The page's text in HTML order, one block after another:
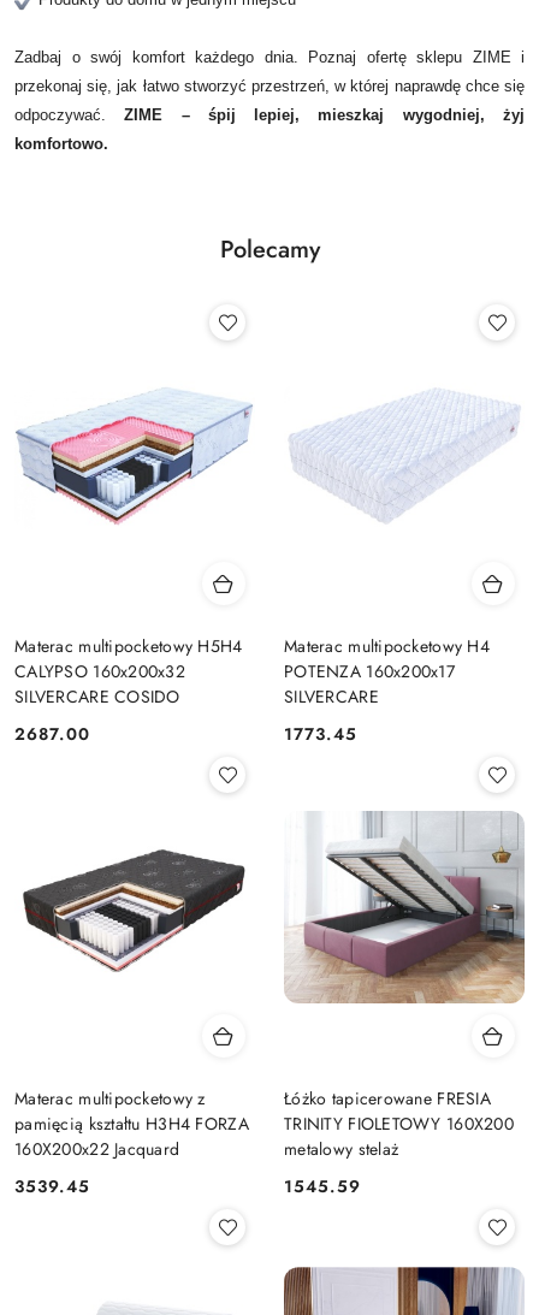
Zadbaj o swój komfort każdego dnia. Poznaj ofertę sklepu ZIME i
przekonaj się, jak łatwo stworzyć przestrzeń, w której naprawdę chce się
odpoczywać.ZIME – śpij lepiej, mieszkaj wygodniej, żyj
komfortowo.
Polecamy
Materac multipocketowy H5H4
CALYPSO 160x200x32
SILVERCARE COSIDO
Cena:
2687.00
Materac multipocketowy H4
POTENZA 160x200x17
SILVERCARE
Cena:
1773.45
Materac multipocketowy z
pamięcią kształtu H3H4 FORZA
160X200x22 Jacquard
Cena:
3539.45
Łóżko tapicerowane FRESIA
TRINITY FIOLETOWY 160X200
metalowy stelaż
Cena:
1545.59